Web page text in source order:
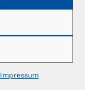
Impressum